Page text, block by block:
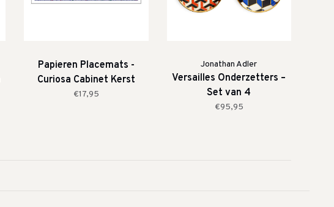
Papieren Placemats -
Curiosa Cabinet Kerst
€17,95
Jonathan Adler
Versailles Onderzetters –
Set van 4
€95,95